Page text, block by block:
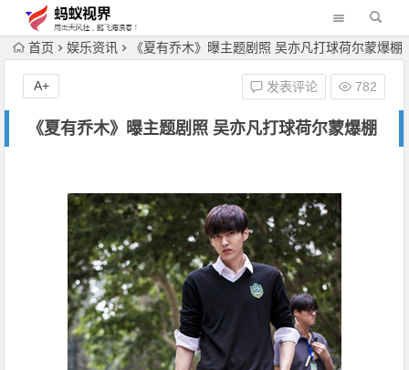
首页 娱乐资讯 《夏有乔木》曝主题剧照 吴亦凡打球荷尔蒙爆棚
《夏有乔木》曝主题剧照 吴亦凡打球荷尔蒙爆棚
发表评论 782
A+